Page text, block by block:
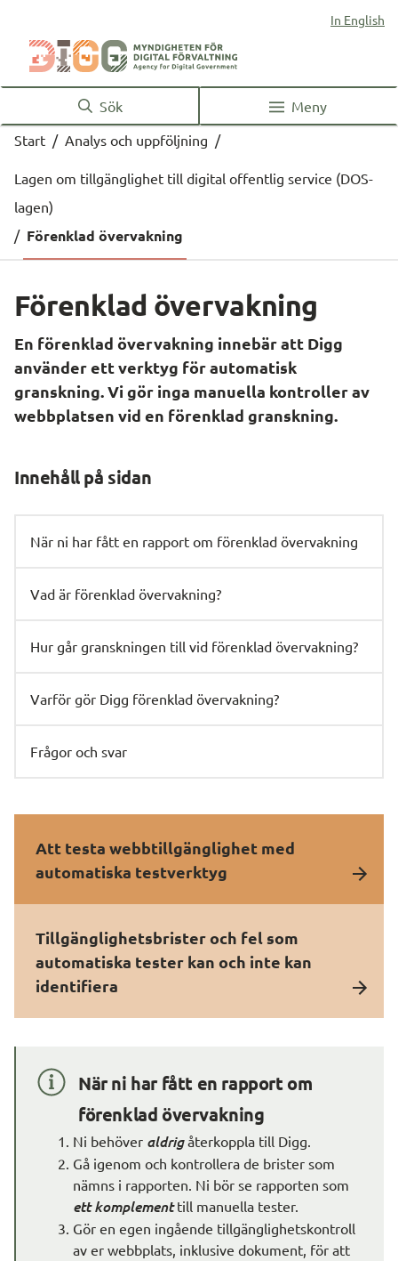
In English
Sök
Meny
Start / Analys och uppföljning /
Lagen om tillgänglighet till digital offentlig service (DOS-
lagen)
/ Förenklad övervakning
Förenklad övervakning
En förenklad övervakning innebär att Digg
använder ett verktyg för automatisk
granskning. Vi gör inga manuella kontroller av
webbplatsen vid en förenklad granskning.
Innehåll på sidan
När ni har fått en rapport om förenklad övervakning
Vad är förenklad övervakning?
Hur går granskningen till vid förenklad övervakning?
Varför gör Digg förenklad övervakning?
Frågor och svar
Att testa webbtillgänglighet med
automatiska testverktyg
Tillgänglighetsbrister och fel som
automatiska tester kan och inte kan
identifiera
När ni har fått en rapport om
förenklad övervakning
Ni behöver aldrig återkoppla till Digg.
Gå igenom och kontrollera de brister som
ett komplement till manuella tester.
Gör en egen ingående tillgänglighetskontroll
av er webbplats, inklusive dokument, för att